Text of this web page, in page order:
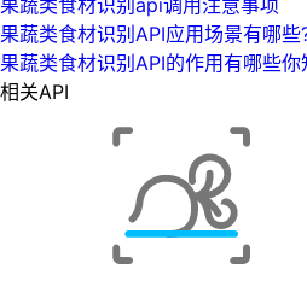
果蔬类食材识别API应用场景有哪些
果蔬类食材识别API的作用有哪些
相关API